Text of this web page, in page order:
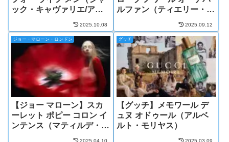
ック・キャヴァリエ/アニ
ック・メナード）
2025.10.08
ルファン（ティエリー・ワ
2025.09.12
ジョー・マローン・ロンドン
【ジョー マローン】スカ
ーレット ポピー コロン イ
ンテンス（マティルデ・ビ
2025.04.10
グッチ
【グッチ】メモワール デ
ュヌ オドゥール（アルベ
ルト・モリヤス）
2025.03.09